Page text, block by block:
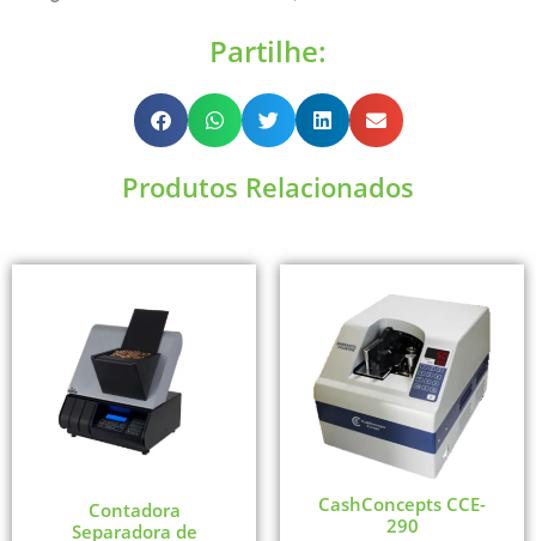
Partilhe:
Produtos Relacionados
Contadora
Separadora de
CashConcepts CCE-
290